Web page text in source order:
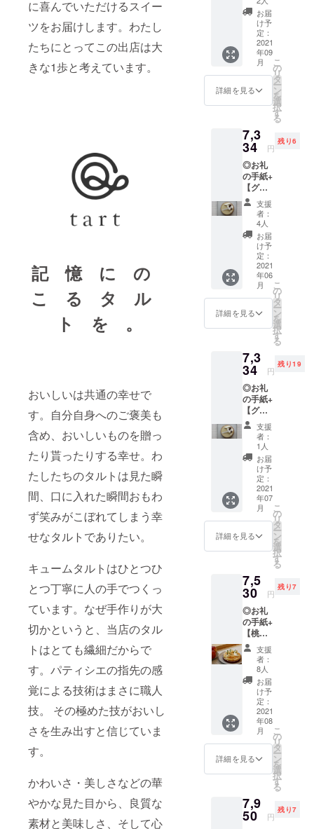
に喜んでいただけるスイー
ツをお届けします。わたし
たちにとってこの出店は大
きな1歩と考えています。
記 憶 に の
こ る タ ル
ト を 。
おいしいは共通の幸せで
す。自分自身へのご褒美も
含め、おいしいものを贈っ
たり貰ったりする幸せ。わ
たしたちのタルトは見た瞬
間、口に入れた瞬間おもわ
ず笑みがこぼれてしまう幸
せなタルトでありたい。
キュームタルトはひとつひ
とつ丁寧に人の手でつくっ
ています。なぜ手作りが大
切かというと、当店のタル
トはとても繊細だからで
す。パティシエの指先の感
覚による技術はまさに職人
技。 その極めた技がおいし
さを生み出すと信じていま
す。
かわいさ・美しさなどの華
やかな見た目から、良質な
素材と美味しさ、そして心
に仕上
げまし
た。
リーム
を使用
した濃
厚なガ
ナッ
シュを
合わせ
まし
ク、ブ
ルーベ
ピーカ
ンナッ
ツを飾
り、
シック
な印象
に仕上
げまし
た。
やかな
で大人
な白ワ
インの
ムース
には相
性のい
い、甘
ポート
した国
産レモ
ンを飾
り、レ
モン
チョコ
レー
ト、ホ
ワイト
チョコ
レート
のク
リーム
をあし
らいま
した。
（送料
込み）
全国発
送可能
クレー
ムダマ
ンドに
敷いた
のは、
白ワイ
ムース
をマイ
ルドに
してく
れるマ
スカル
ポーネ
チー
ズ。爽
やかな
で大人
な白ワ
インの
ムース
には相
性のい
い、甘
ポート
した国
産レモ
ンを飾
り、レ
モン
チョコ
レー
ト、ホ
ワイト
チョコ
レート
のク
リーム
をあし
らいま
した。
お届
け予
定：
2021
年09
月
詳細を見る
こ
の
リ
タ
ー
ン
を
選
択
す
る
7,3
34 円
残り6
◎お礼
の手紙+
【グリ
オット
ピスタ
チオ】4
号（送
料込
み）全
国発送
可能 有
機ピス
タチオ
ペース
トを練
りこん
と一緒
に焼き
込んだ
のは、
サワー
チェ
リーの
一種、
グリ
オット
チェ
リーの
キル
シュ漬
け。サ
クラン
ボの蒸
けの風
味とピ
スタチ
オの香
ばしさ
が際立
つク
レーム
ダマン
ドに、
キル
シュを
加えた
ガナッ
シュを
流しま
した。
ピスタ
チオの
支援
者：
4人
お届
け予
定：
2021
年06
月
詳細を見る
こ
の
リ
タ
ー
ン
を
選
択
す
る
7,3
34 円
残り19
◎お礼
の手紙+
【グリ
オット
ピスタ
チオ】4
号（送
料込
み）全
国発送
可能 有
機ピス
タチオ
ペース
トを練
りこん
と一緒
に焼き
込んだ
のは、
サワー
チェ
リーの
一種、
グリ
オット
チェ
リーの
キル
シュ漬
け。サ
クラン
ボの蒸
けの風
味とピ
スタチ
支援
者：
1人
お届
け予
定：
2021
年07
月
詳細を見る
こ
の
リ
タ
ー
ン
を
選
択
す
る
7,5
30 円
残り7
◎お礼
の手紙+
【桃の
タル
ト】4号
（送料
込み）
全国発
送可能
ミニタ
ルトの
中で１
番人
気。品
薄が続
くた
と言わ
れてい
る桃の
支援
者：
8人
お届
け予
定：
2021
年08
月
詳細を見る
こ
の
リ
タ
ー
ン
を
選
択
す
る
7,9
50 円
残り7